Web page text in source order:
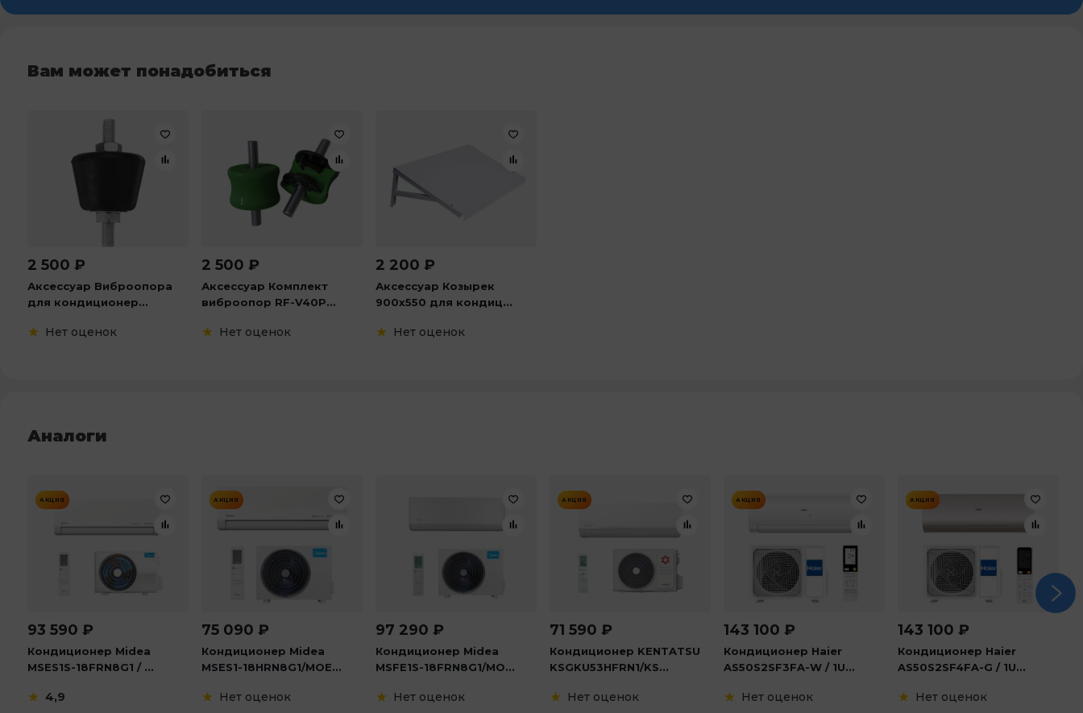
Вам может понадобиться
2 500 ₽
Аксессуар Виброопора
для кондиционер...
Нет оценок
2 500 ₽
Аксессуар Комплект
виброопор RF-V40P...
Нет оценок
2 200 ₽
Аксессуар Козырек
900х550 для кондиц...
Нет оценок
Аналоги
АКЦИЯ
93 590 ₽
Кондиционер Midea
MSES1S-18FRN8G1 / ...
4,9
АКЦИЯ
75 090 ₽
Кондиционер Midea
MSES1-18HRN8G1/MOE...
Нет оценок
97 290 ₽
Кондиционер Midea
MSFE1S-18FRN8G1/MO...
Нет оценок
АКЦИЯ
71 590 ₽
Кондиционер KENTATSU
KSGKU53HFRN1/KS...
Нет оценок
АКЦИЯ
143 100 ₽
Кондиционер Haier
AS50S2SF3FA-W / 1U...
Нет оценок
АКЦИЯ
143 100 ₽
Кондиционер Haier
AS50S2SF4FA-G / 1U...
Нет оценок